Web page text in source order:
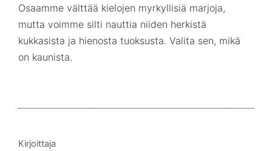
Osaamme välttää kielojen myrkyllisiä marjoja,
mutta voimme silti nauttia niiden herkistä
kukkasista ja hienosta tuoksusta. Valita sen, mikä
on kaunista.
Kirjoittaja